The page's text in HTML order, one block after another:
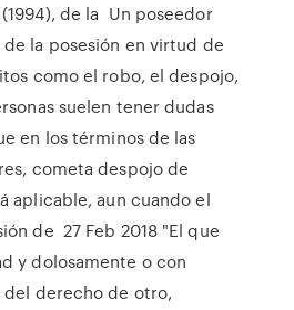
de la Un poseedor
la posesión en virtud de
como el robo, el despojo,
suelen tener dudas
en los términos de las
cometa despojo de
aplicable, aun cuando el
de 27 Feb 2018 "El que
y dolosamente o con
derecho de otro,